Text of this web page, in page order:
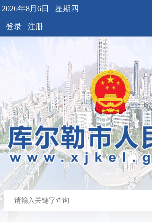
2026年8月6日 星期四
登录 注册